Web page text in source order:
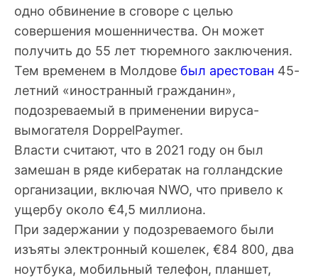
одно обвинение в сговоре с целью
совершения мошенничества. Он может
получить до 55 лет тюремного заключения.
Тем временем в Молдове был арестован 45-
летний «иностранный гражданин»,
подозреваемый в применении вируса-
вымогателя DoppelPaymer.
Власти считают, что в 2021 году он был
замешан в ряде кибератак на голландские
организации, включая NWO, что привело к
ущербу около €4,5 миллиона.
При задержании у подозреваемого были
изъяты электронный кошелек, €84 800, два
ноутбука, мобильный телефон, планшет,